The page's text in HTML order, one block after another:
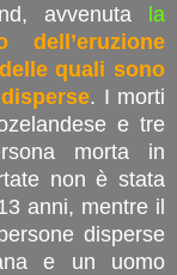
avvenuta la
dell’eruzione
quali sono
. I morti
e tre
morta in
non è stata
anni, mentre il
disperse
e un uomo